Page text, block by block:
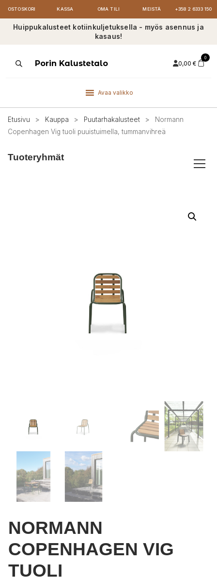
OSTOSKORI KASSA OMA TILI MEISTÄ +358 2 6333 150
Huippukalusteet kotiinkuljetuksella - myös asennus ja
kasaus!
ProductsPorin Kalustetalo 0,00 €
0
Avaa valikko
Etusivu > Kauppa > Puutarhakalusteet >
Normann
Copenhagen Vig tuoli puuistuimella, tummanvihreä
Tuoteryhmät
NORMANN
COPENHAGEN VIG
TUOLI